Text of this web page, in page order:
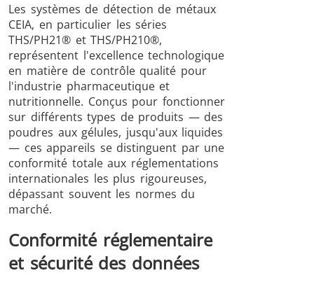
4.0
Les systèmes de détection de métaux
CEIA, en particulier les séries
THS/PH21® et THS/PH210®,
représentent l'excellence technologique
en matière de contrôle qualité pour
l'industrie pharmaceutique et
nutritionnelle. Conçus pour fonctionner
sur différents types de produits — des
poudres aux gélules, jusqu'aux liquides
— ces appareils se distinguent par une
conformité totale aux réglementations
internationales les plus rigoureuses,
dépassant souvent les normes du
marché.
Conformité réglementaire
et sécurité des données